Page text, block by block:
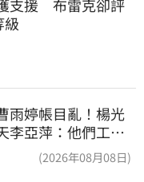
支援　布雷克卻評
級
雨婷帳目亂！楊光
李亞萍：他們工會
(2026年08月08日)